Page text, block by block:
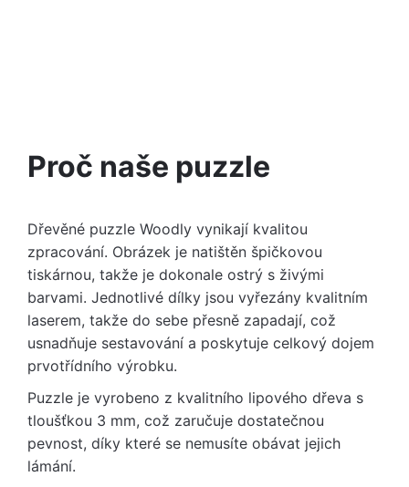
Proč naše puzzle
Dřevěné puzzle Woodly vynikají kvalitou
zpracování. Obrázek je natištěn špičkovou
tiskárnou, takže je dokonale ostrý s živými
barvami. Jednotlivé dílky jsou vyřezány kvalitním
laserem, takže do sebe přesně zapadají, což
usnadňuje sestavování a poskytuje celkový dojem
prvotřídního výrobku.
Puzzle je vyrobeno z kvalitního lipového dřeva s
tloušťkou 3 mm, což zaručuje dostatečnou
pevnost, díky které se nemusíte obávat jejich
lámání.